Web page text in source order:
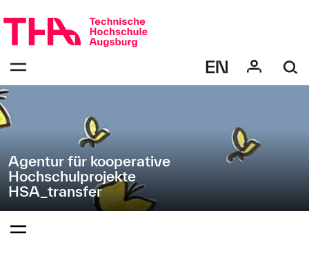
überspringen
zur
Navigation
"HSA_transfer"
Agentur für kooperative
Hochschulprojekte
HSA_transfer
bestätigen
Öffnen
bestätigen